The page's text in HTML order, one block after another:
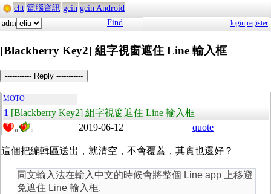
cht 電腦資訊 gcin gcin Android
adm
Find login register
[Blackberry Key2] 組字視窗遮住 Line 輸入框
----------- Reply -----------
MOTO
1 [Blackberry Key2] 組字視窗遮住 Line 輸入框
0 0 2019-06-12 quote
這個把編輯區送出，就清空，不會覆蓋，其實也還好？
同文輸入法在輸入中文的時候會將整個 Line app 上移避
免遮住 Line 輸入框.